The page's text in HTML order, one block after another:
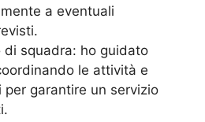
a eventuali
di squadra: ho guidato
le attività e
garantire un servizio